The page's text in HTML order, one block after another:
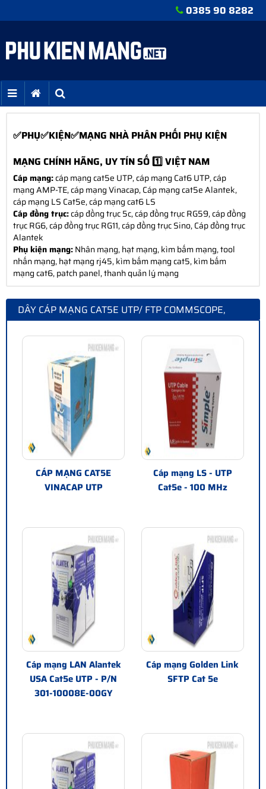
0385 90 8282
✅PHỤ✅KIỆN✅MẠNG NHÀ PHÂN PHỐI PHỤ KIỆN
MẠNG CHÍNH HÃNG, UY TÍN SỐ 1️⃣ VIỆT NAM
Cáp mạng:cáp mạng cat5e UTP, cáp mạng Cat6 UTP, cáp
mạng AMP-TE, cáp mạng Vinacap, Cáp mạng cat5e Alantek,
cáp mạng LS Cat5e, cáp mạng cat6 LS
Cáp đồng trục:cáp đồng trục 5c, cáp đồng trục RG59, cáp đồng
trục RG6, cáp đồng trục RG11, cáp đồng trục Sino, Cáp đồng trục
Alantek
Phụ kiện mạng:Nhân mạng, hạt mạng, kìm bấm mạng, tool
nhấn mạng, hạt mạng rj45, kìm bấm mạng cat5, kìm bấm
mạng cat6, patch panel, thanh quản lý mạng
DÂY CÁP MẠNG CAT5E UTP/ FTP COMMSCOPE,
CÁP MẠNG CAT5E
VINACAP UTP
Cáp mạng LS - UTP
Cat5e - 100 MHz
Cáp mạng LAN Alantek
USA Cat5e UTP - P/N
301-10008E-00GY
Cáp mạng Golden Link
SFTP Cat 5e